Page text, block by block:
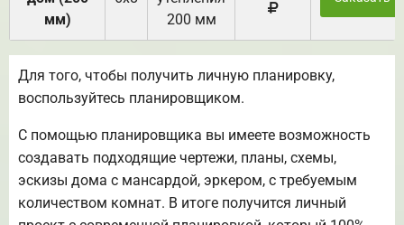
мм)
200 мм
Для того, чтобы получить личную планировку,
воспользуйтесь планировщиком.
С помощью планировщика вы имеете возможность
создавать подходящие чертежи, планы, схемы,
эскизы дома с мансардой, эркером, с требуемым
количеством комнат. В итоге получится личный